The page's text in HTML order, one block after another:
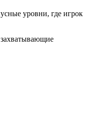
уровни, где игрок
захватывающие